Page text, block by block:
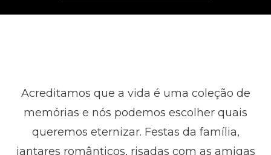
Acreditamos que a vida é uma coleção de
memórias e nós podemos escolher quais
queremos eternizar. Festas da família,
jantares românticos, risadas com as amigas